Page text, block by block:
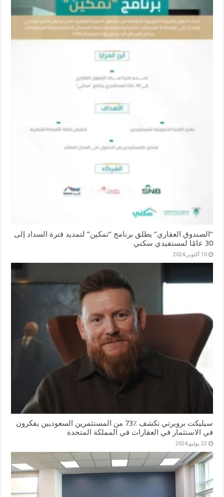
“الصندوق العقاري” يطلق برنامج “تمكين” لتمديد فترة السداد إلى
30 عامًا لمستفيدي سكني
10 أكتوبر,2024
سيليكت بروبرتي تكشف ٪73 من المستثمرين السعوديين يفكرون
في الاستثمار في العقارات في المملكة المتحدة
22 يوليو,2024